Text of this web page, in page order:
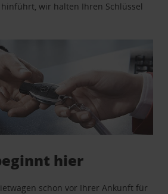
wir halten Ihren Schlüssel
hier
schon vor Ihrer Ankunft für